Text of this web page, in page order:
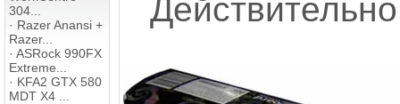
304...
· Razer Anansi +
Razer...
· ASRock 990FX
Extreme...
· KFA2 GTX 580
MDT X4 ...